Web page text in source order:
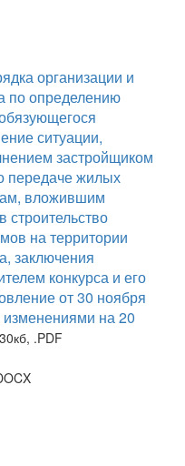
организации и
по определению
ситуации,
застройщиком
передаче жилых
вложившим
на территории
заключения
конкурса и его
от 30 ноября
на 20
.PDF